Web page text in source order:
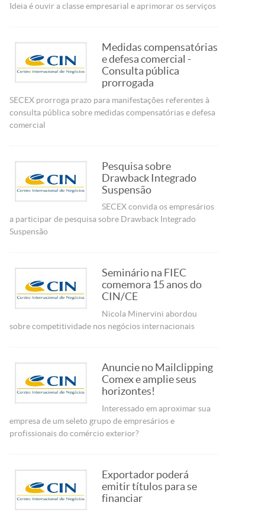
Ideia é ouvir a classe empresarial e aprimorar os serviços
Medidas compensatórias
e defesa comercial -
Consulta pública
prorrogada
SECEX prorroga prazo para manifestações referentes à
consulta pública sobre medidas compensatórias e defesa
comercial
Pesquisa sobre
Drawback Integrado
Suspensão
SECEX convida os empresários
a participar de pesquisa sobre Drawback Integrado
Suspensão
Seminário na FIEC
comemora 15 anos do
CIN/CE
Nicola Minervini abordou
sobre competitividade nos negócios internacionais
Anuncie no Mailclipping
Comex e amplie seus
horizontes!
Interessado em aproximar sua
empresa de um seleto grupo de empresários e
profissionais do comércio exterior?
Exportador poderá
emitir títulos para se
financiar